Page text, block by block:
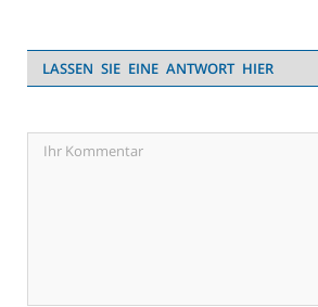
LASSEN SIE EINE ANTWORT HIER